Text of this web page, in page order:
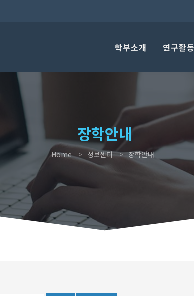
학부소개 연구활동
장학안내
Home 정보센터 장학안내